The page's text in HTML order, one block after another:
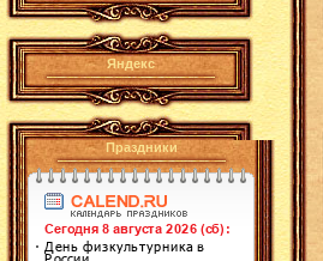
Яндекс
Праздники